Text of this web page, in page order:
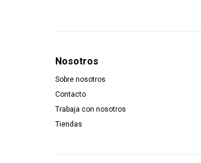
Nosotros
Sobre nosotros
Contacto
Trabaja con nosotros
Tiendas